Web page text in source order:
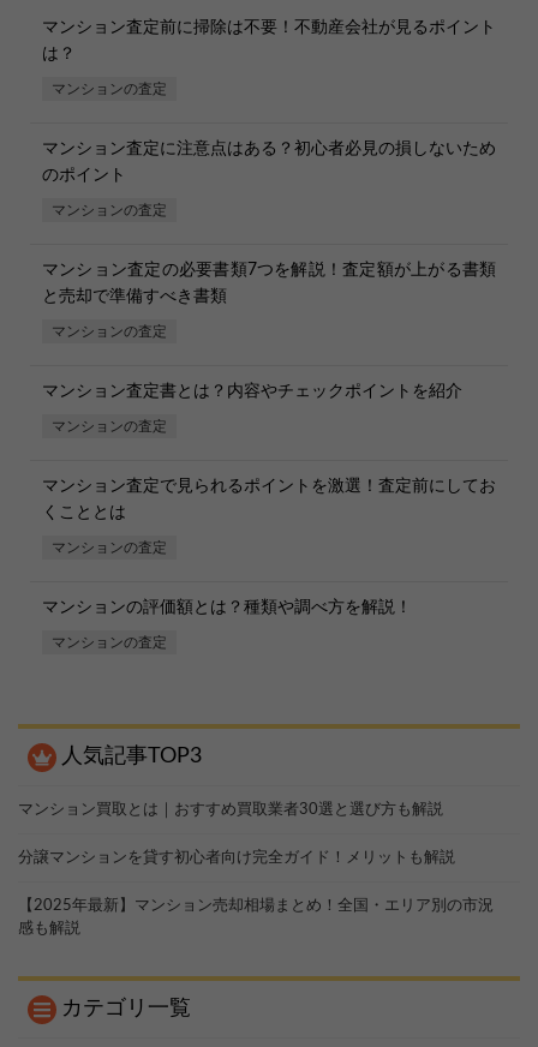
マンション査定前に掃除は不要！不動産会社が見るポイント
は？
マンションの査定
マンション査定に注意点はある？初心者必見の損しないため
のポイント
マンションの査定
マンション査定の必要書類7つを解説！査定額が上がる書類
と売却で準備すべき書類
マンションの査定
マンション査定書とは？内容やチェックポイントを紹介
マンションの査定
マンション査定で見られるポイントを激選！査定前にしてお
くこととは
マンションの査定
マンションの評価額とは？種類や調べ方を解説！
マンションの査定
人気記事TOP3
マンション買取とは｜おすすめ買取業者30選と選び方も解説
分譲マンションを貸す初心者向け完全ガイド！メリットも解説
【2025年最新】マンション売却相場まとめ！全国・エリア別の市況
感も解説
カテゴリ一覧